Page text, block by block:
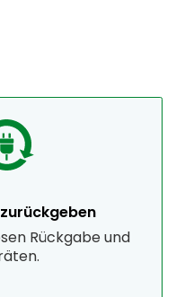
Rückgabe und